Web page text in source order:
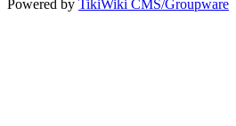
Powered by TikiWiki CMS/Groupware